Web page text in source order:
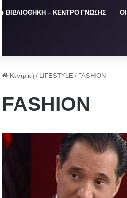
📚 ΒΙΒΛΙΟΘΗΚΗ – ΚΕΝΤΡΟ ΓΝΩΣΗΣ
Κεντρική / LIFESTYLE / FASHION
FASHION